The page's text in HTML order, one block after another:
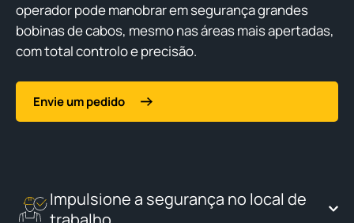
operador pode manobrar em segurança grandes
bobinas de cabos, mesmo nas áreas mais apertadas,
com total controlo e precisão.
Envie um pedido
Impulsione a segurança no local de